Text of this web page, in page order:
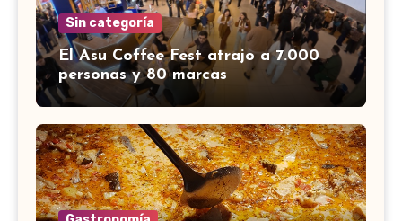
Sin categoría
El Asu Coffee Fest atrajo a 7.000
personas y 80 marcas